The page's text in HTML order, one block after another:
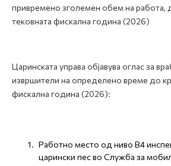
привремено зголемен обем на работа,
тековната фискална година (2026)
Царинската управа објавува оглас за
извршители на определено време до
фискална година (2026):
Работно место од ниво В4
царински пес во Служба за